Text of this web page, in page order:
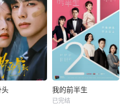
头 我的前半生
已完结